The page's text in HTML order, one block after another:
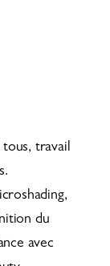
travail
du
avec